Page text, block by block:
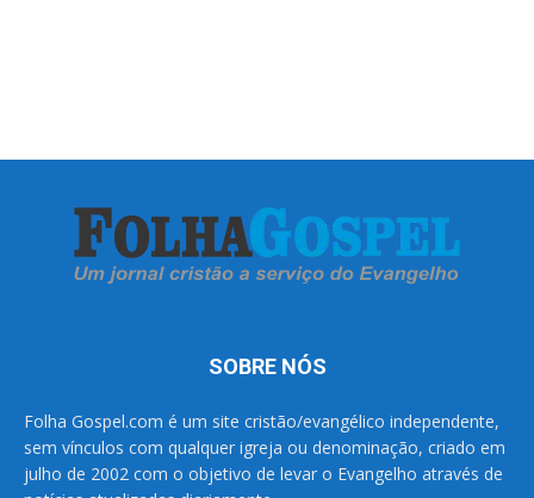
SOBRE NÓS
Folha Gospel.com é um site cristão/evangélico independente,
sem vínculos com qualquer igreja ou denominação, criado em
julho de 2002 com o objetivo de levar o Evangelho através de